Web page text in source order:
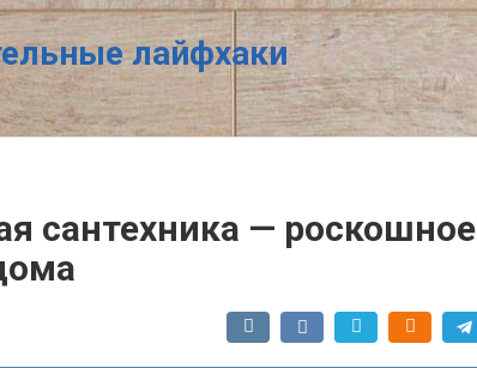
лайфхаки
сантехника — роскошное